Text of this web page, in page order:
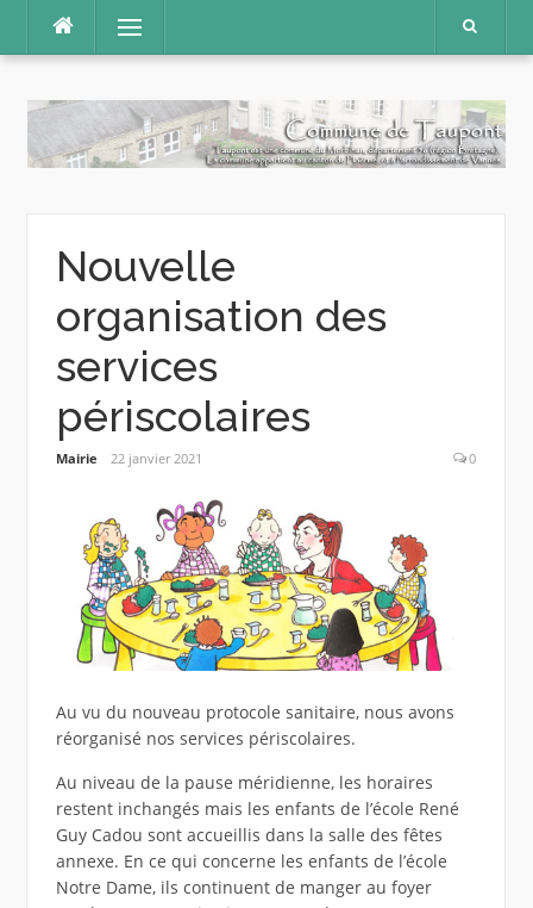
contenu
Menu
Nouvelle
organisation des
services
périscolaires
Mairie 22 janvier 2021 0
Au vu du nouveau protocole sanitaire, nous avons
réorganisé nos services périscolaires.
Au niveau de la pause méridienne, les horaires
restent inchangés mais les enfants de l’école René
Guy Cadou sont accueillis dans la salle des fêtes
annexe. En ce qui concerne les enfants de l’école
Notre Dame, ils continuent de manger au foyer